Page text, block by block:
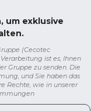
um exklusive
(Cecotec
ist es, Ihnen
Gruppe zu senden. Die
und Sie haben das
Rechte, wie in unserer